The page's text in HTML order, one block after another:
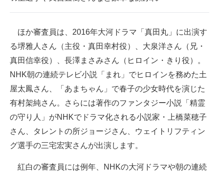
ほか審査員は、2016年大河ドラマ「真田丸」に出演す
る堺雅人さん（主役・真田幸村役）、大泉洋さん（兄・
真田信幸役）、長澤まさみさん（ヒロイン・きり役）。
NHK朝の連続テレビ小説「まれ」でヒロインを務めた土
屋太鳳さん、「あまちゃん」で春子の少女時代を演じた
有村架純さん。さらには著作のファンタジー小説「精霊
の守り人」がNHKでドラマ化される小説家・上橋菜穂子
さん、タレントの所ジョージさん、ウェイトリフティン
グ選手の三宅宏実さんが出演します。
紅白の審査員には例年、NHKの大河ドラマや朝の連続